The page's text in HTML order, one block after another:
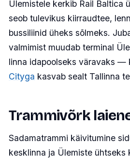
Ülemistele kerkib Rail Baltica
seob tulevikus kiirraudtee,
bussiliinid üheks sõlmeks.
valmimist muudab terminal
linna idapoolseks väravaks —
Cityga kasvab sealt Tallinna
Trammivõrk
Sadamatrammi käivitumine
kesklinna ja Ülemiste ühtseks